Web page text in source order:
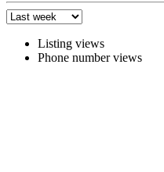
Listing views
Phone number views